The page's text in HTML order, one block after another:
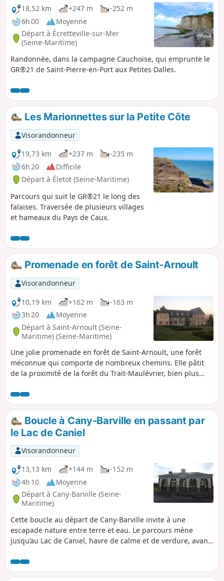
18,52 km
+247 m
-252 m
6h 00
Moyenne
Départ à Écretteville-sur-Mer
(Seine-Maritime)
Randonnée, dans la campagne Cauchoise, qui emprunte le
GR®21 de Saint-Pierre-en-Port aux Petites Dalles.
Les Marionnettes sur la Petite Côte
Visorandonneur
19,73 km
+237 m
-235 m
6h 20
Difficile
Départ à Életot (Seine-Maritime)
Parcours qui suit le GR®21 le long des
falaises. Traversée de plusieurs villages
et hameaux du Pays de Caux.
Promenade en forêt de Saint-Arnoult
Visorandonneur
10,19 km
+162 m
-163 m
3h 20
Moyenne
Départ à Saint-Arnoult (Seine-
Maritime) (Seine-Maritime)
Une jolie promenade en forêt de Saint-Arnoult, une forêt
méconnue qui comporte de nombreux chemins. Elle pâtit
de la proximité de la forêt du Trait-Maulévrier, bien plus
des habitations un peu éloignées mais pleines de charmes
Boucle à Cany-Barville en passant par
le Lac de Caniel
Visorandonneur
13,13 km
+144 m
-152 m
4h 10
Moyenne
Départ à Cany-Barville (Seine-
Maritime)
Cette boucle au départ de Cany-Barville invite à une
escapade nature entre terre et eau. Le parcours mène
jusqu’au Lac de Caniel, havre de calme et de verdure, avant
pour découvrir les paysages du Pays de Caux et profiter
d’un moment de détente en plein air.